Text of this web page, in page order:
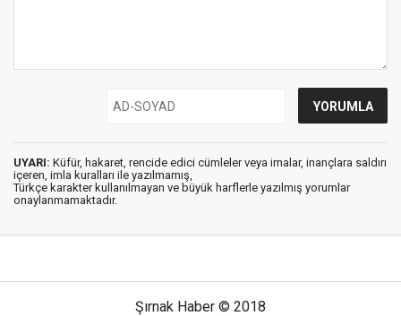
UYARI: Küfür, hakaret, rencide edici cümleler veya imalar, inançlara saldırı
içeren, imla kuralları ile yazılmamış,
Türkçe karakter kullanılmayan ve büyük harflerle yazılmış yorumlar
onaylanmamaktadır.
Şırnak Haber © 2018